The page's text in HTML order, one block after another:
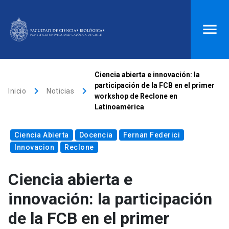
Biblioteca launch Donaciones launch
search
Quiénes somos
Inicio keyboard_arrow_right Noticias keyboard_arrow_right
Ciencia abierta e innovación: la
participación de la FCB en el primer
workshop de Reclone en
Latinoamérica
Ciencia Abierta Docencia
Fernan Federici
Innovacion
Reclone
Ciencia abierta e
innovación: la participación
de la FCB en el primer